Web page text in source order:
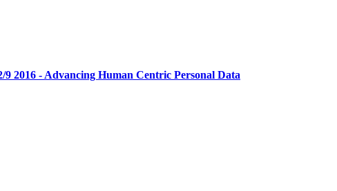
2016 - Advancing Human Centric Personal Data